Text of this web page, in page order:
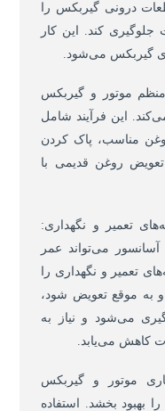
درونی گیربکس را
کند. این کار
گیربکس می‌شود.
موتور و گیربکس
این فرآیند شامل
مناسب، پاک کردن
روغن قدیمی با
تعمیر و نگهداری:
می‌تواند عمر
تعمیر و نگهداری را
به موقع تعویض شود،
می‌شود و نیاز به
کاهش می‌یابد.
موتور و گیربکس
بهبود بخشد. استفاده